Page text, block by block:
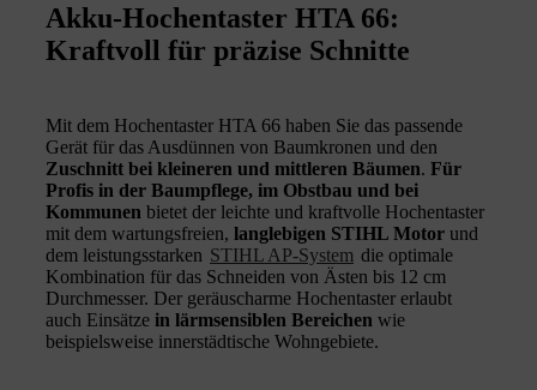
Akku-Hochentaster HTA 66:
Kraftvoll für präzise Schnitte
Mit dem Hochentaster HTA 66 haben Sie das passende
Gerät für das Ausdünnen von Baumkronen und den
Zuschnitt bei kleineren und mittleren Bäumen. Für
Profis in der Baumpflege, im Obstbau und bei
Kommunen bietet der leichte und kraftvolle Hochentaster
mit dem wartungsfreien, langlebigen STIHL Motor und
dem leistungsstarken STIHL AP-System die optimale
Kombination für das Schneiden von Ästen bis 12 cm
Durchmesser. Der geräuscharme Hochentaster erlaubt
auch Einsätze in lärmsensiblen Bereichen wie
beispielsweise innerstädtische Wohngebiete.